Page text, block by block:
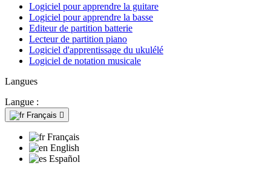
Logiciel pour apprendre la guitare
Logiciel pour apprendre la basse
Editeur de partition batterie
Lecteur de partition piano
Logiciel d'apprentissage du ukulélé
Logiciel de notation musicale
Langues
Langue :
Français 
Français
English
Español